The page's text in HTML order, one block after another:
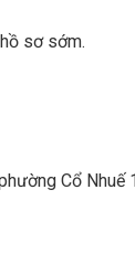
sơ sớm.
Cổ